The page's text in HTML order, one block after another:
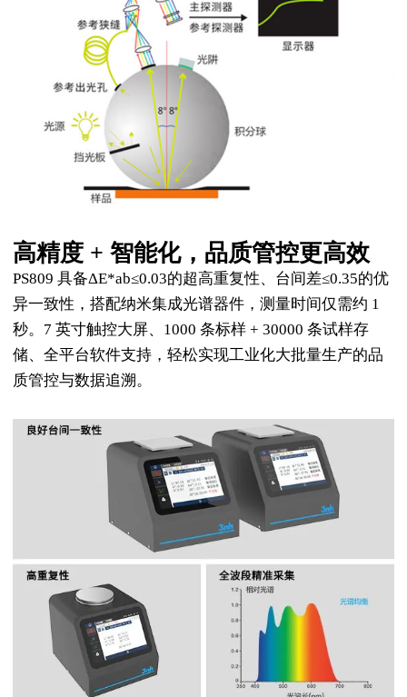
高精度 + 智能化，品质管控更高效
PS809 具备ΔE*ab≤0.03的超高重复性、台间差≤0.35的优
异一致性，搭配纳米集成光谱器件，测量时间仅需约 1
秒。7 英寸触控大屏、1000 条标样 + 30000 条试样存
储、全平台软件支持，轻松实现工业化大批量生产的品
质管控与数据追溯。